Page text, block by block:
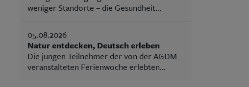
weniger Standorte – die Gesundheit...
05.08.2026
Natur entdecken, Deutsch erleben
Die jungen Teilnehmer der von der AGDM
veranstalteten Ferienwoche erlebten...